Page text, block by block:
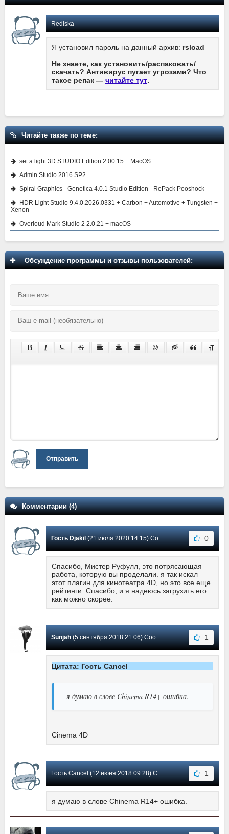
Rediska
Я установил пароль на данный архив: rsload
Не знаете, как установить/распаковать/
скачать? Антивирус пугает угрозами? Что
такое репак — читайте тут.
Читайте также по теме:
set.a.light 3D STUDIO Edition 2.00.15 + MacOS
Admin Studio 2016 SP2
Spiral Graphics - Genetica 4.0.1 Studio Edition - RePack Pooshock
HDR Light Studio 9.4.0.2026.0331 + Carbon + Automotive + Tungsten +
Xenon
Overloud Mark Studio 2 2.0.21 + macOS
Обсуждение программы и отзывы пользователей:
Отправить
Комментарии (4)
Гость Djakil(21 июля 2020 14:15) Сообщение #4 0
Спасибо, Мистер Руфулл, это потрясающая
работа, которую вы проделали. я так искал
этот плагин для кинотеатра 4D, но это все еще
рейтинги. Спасибо, и я надеюсь загрузить его
как можно скорее.
Sunjah(5 сентября 2018 21:06) Сообщение #3 1
Цитата: Гость Cancel
я думаю в слове Chinema R14+ ошибка.
Cinema 4D
Гость Cancel (12 июня 2018 09:28) Сообщение #2 1
я думаю в слове Chinema R14+ ошибка.